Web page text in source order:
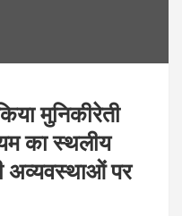
मुनिकीरेती
का स्थलीय
अव्यवस्थाओं पर